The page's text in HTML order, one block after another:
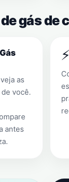
gás de
as
você.
antes
.
⚡